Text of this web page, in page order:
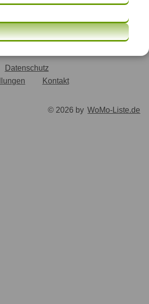
Datenschutz
Kontakt
© 2026 by WoMo-Liste.de